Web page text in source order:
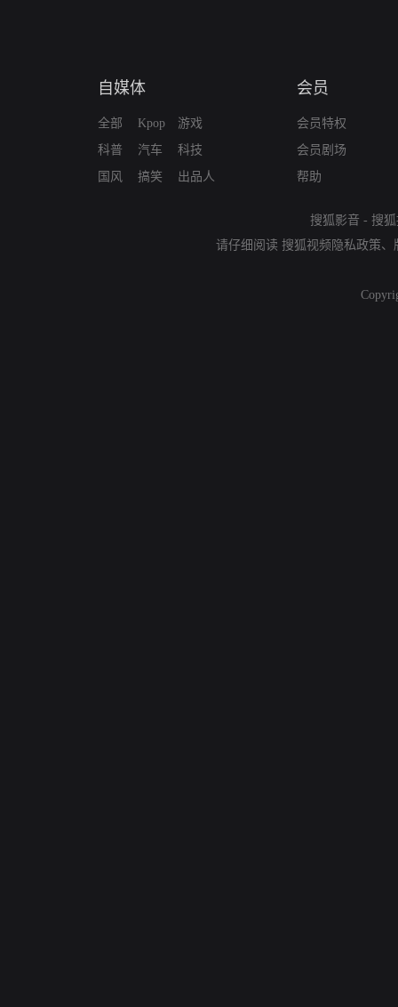
自媒体
全部
科普
国风
Kpop
汽车
搞笑
游戏
科技
出品人
会员
会员特权
会员剧场
帮助
搜狐影音 - 搜
请仔细阅读 搜狐视频隐私政策、